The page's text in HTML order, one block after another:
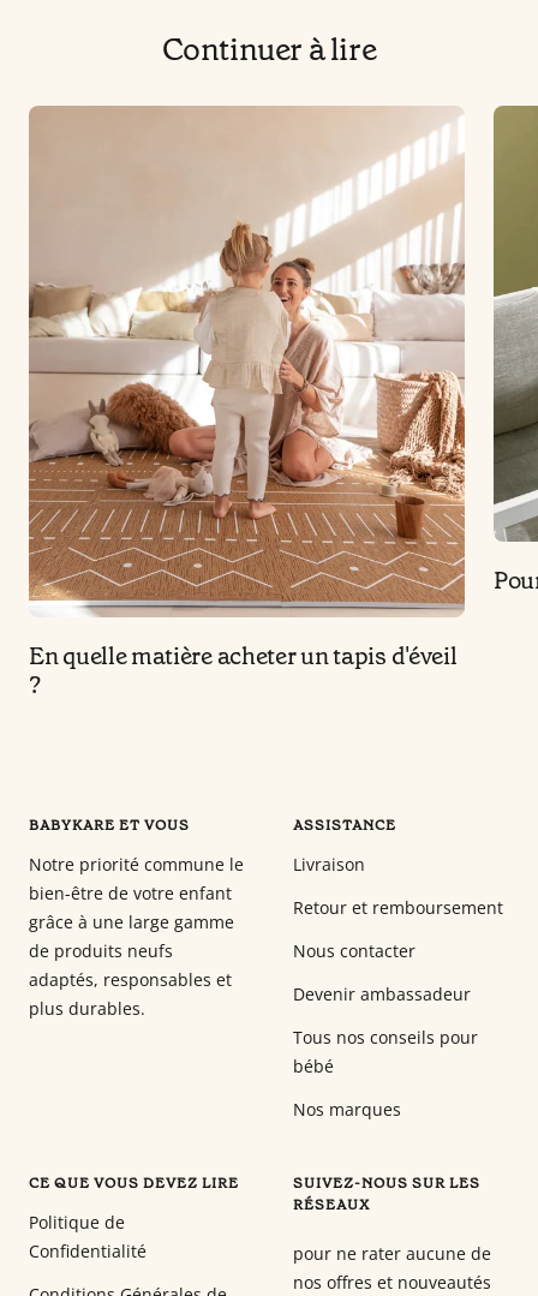
Continuer à lire
En quelle matière acheter un tapis d'éveil
?
BABYKARE ET VOUS
Notre priorité commune le
bien-être de votre enfant
grâce à une large gamme
de produits neufs
adaptés, responsables et
plus durables.
ASSISTANCE
Livraison
Retour et remboursement
Nous contacter
Devenir ambassadeur
Tous nos conseils pour
bébé
Nos marques
CE QUE VOUS DEVEZ LIRE
Politique de
Confidentialité
SUIVEZ-NOUS SUR LES
RÉSEAUX
pour ne rater aucune de
nos offres et nouveautés